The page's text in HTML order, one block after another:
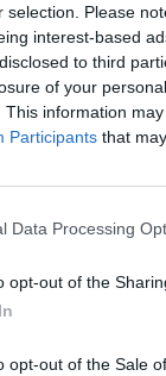
selection. Please
interest-based
to third
of your
This information
Participants that
Data Processing
opt-out of the
opt-out of the Sale
τιμή του
στη Χαμηλή
το επίπεδο
Καλυμμένη
πρωί (7/1) ο κ.